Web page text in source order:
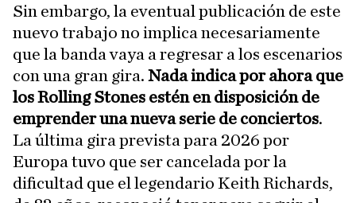
Sin embargo, la eventual publicación de este
nuevo trabajo no implica necesariamente
que la banda vaya a regresar a los escenarios
con una gran gira. Nada indica por ahora que
los Rolling Stones estén en disposición de
emprender una nueva serie de conciertos.
La última gira prevista para 2026 por
Europa tuvo que ser cancelada por la
dificultad que el legendario Keith Richards,